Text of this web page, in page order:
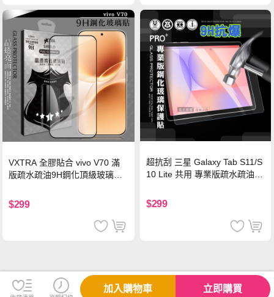
VXTRA 全膠貼合 vivo V70 滿
版疏水疏油9H鋼化頂級玻璃貼
$299
超抗刮 三星 Galaxy Tab S11/S
10 Lite 共用 專業版疏水疏油9
$299
加入購物車 立即購買